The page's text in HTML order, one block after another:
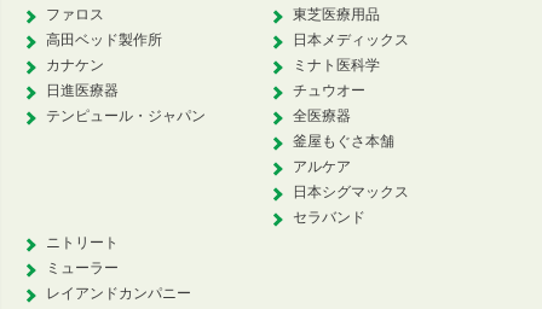
ファロス
高田ベッド製作所
カナケン
日進医療器
テンピュール・ジャパン
東芝医療用品
日本メディックス
ミナト医科学
チュウオー
全医療器
釜屋もぐさ本舗
アルケア
日本シグマックス
セラバンド
ニトリート
ミューラー
レイアンドカンパニー